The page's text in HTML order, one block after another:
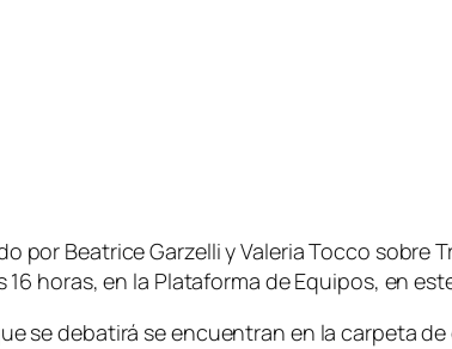
por Beatrice Garzelli y Valeria Tocco
16 horas, en la Plataforma de Equipos, en
se debatirá se encuentran en la carpeta